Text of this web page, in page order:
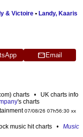
& Victoire • Landy, Kaaris
Email
charts • UK charts info
's charts
07/08/26 07h56:30 xx
music hit charts • Music